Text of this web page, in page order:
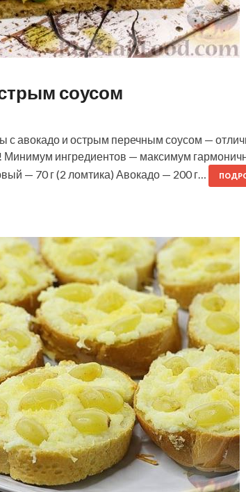
соусом
с авокадо и острым перечным соусом —
ингредиентов — максимум
— 70 г (2 ломтика) Авокадо — 200 г…